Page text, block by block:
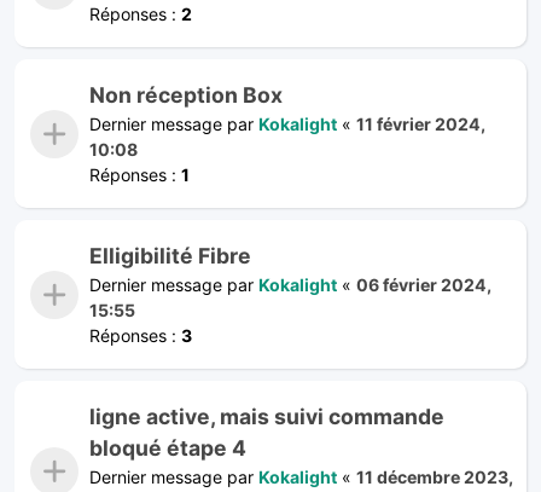
Réponses : 2
Non réception Box
Dernier message par Kokalight « 11 février 2024,
10:08
Réponses : 1
Elligibilité Fibre
Dernier message par Kokalight « 06 février 2024,
15:55
Réponses : 3
ligne active, mais suivi commande
bloqué étape 4
Dernier message par Kokalight « 11 décembre 2023,